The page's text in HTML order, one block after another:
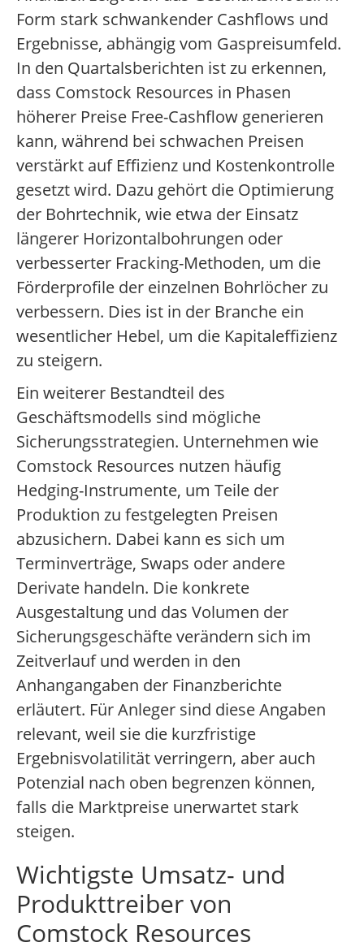
Form stark schwankender Cashflows und
Ergebnisse, abhängig vom Gaspreisumfeld.
In den Quartalsberichten ist zu erkennen,
dass Comstock Resources in Phasen
höherer Preise Free-Cashflow generieren
kann, während bei schwachen Preisen
verstärkt auf Effizienz und Kostenkontrolle
gesetzt wird. Dazu gehört die Optimierung
der Bohrtechnik, wie etwa der Einsatz
längerer Horizontalbohrungen oder
verbesserter Fracking-Methoden, um die
Förderprofile der einzelnen Bohrlöcher zu
verbessern. Dies ist in der Branche ein
wesentlicher Hebel, um die Kapitaleffizienz
zu steigern.
Ein weiterer Bestandteil des
Geschäftsmodells sind mögliche
Sicherungsstrategien. Unternehmen wie
Comstock Resources nutzen häufig
Hedging-Instrumente, um Teile der
Produktion zu festgelegten Preisen
abzusichern. Dabei kann es sich um
Terminverträge, Swaps oder andere
Derivate handeln. Die konkrete
Ausgestaltung und das Volumen der
Sicherungsgeschäfte verändern sich im
Zeitverlauf und werden in den
Anhangangaben der Finanzberichte
erläutert. Für Anleger sind diese Angaben
relevant, weil sie die kurzfristige
Ergebnisvolatilität verringern, aber auch
Potenzial nach oben begrenzen können,
falls die Marktpreise unerwartet stark
steigen.
Wichtigste Umsatz- und
Produkttreiber von
Comstock Resources